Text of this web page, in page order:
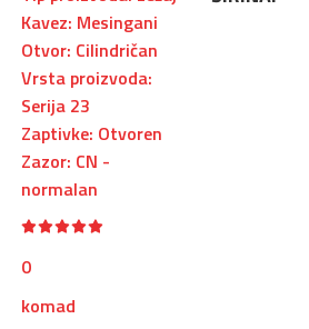
Kavez: Mesingani
Otvor: Cilindričan
Vrsta proizvoda:
Serija 23
Zaptivke: Otvoren
Zazor: CN -
normalan
0
komad